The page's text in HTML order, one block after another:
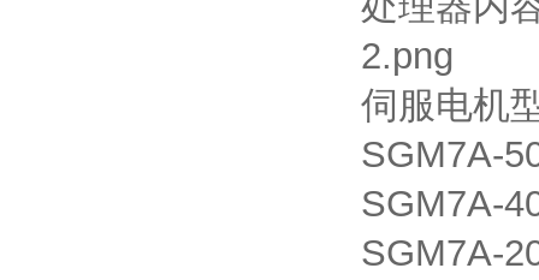
伺服电机
SGM7A-
SGM7A-
SGM7A-